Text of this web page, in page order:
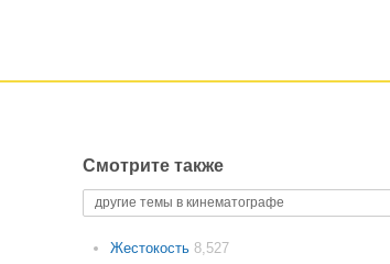
Смотрите также
другие темы в кинематографе
Жестокость 8,527